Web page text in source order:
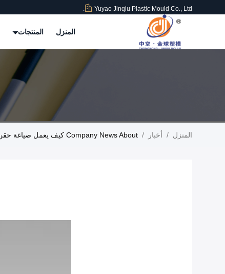
Yuyao Jinqiu Plastic Mould Co., Ltd.
المنزل المنتجات
المنزل / أخبار / Company News About كيف يعمل صياغة حقن البلاستيك؟